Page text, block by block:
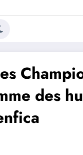
Trivela
des